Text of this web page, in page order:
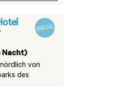
Nacht)
von
des